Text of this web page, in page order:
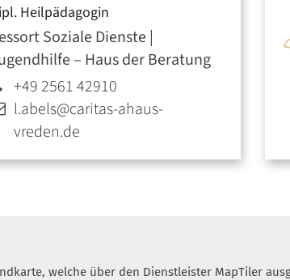
Heilpädagogin
Soziale Dienste |
– Haus der Beratung
+49 2561 42910
l.abels@caritas-ahaus-
vreden.de
welche über den Dienstleister MapTiler